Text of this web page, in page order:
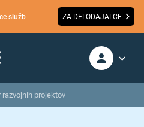
služb ZA DELODAJALCE
razvojnih projektov